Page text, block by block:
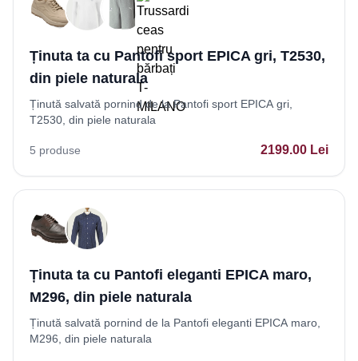
Ținuta ta cu Pantofi sport EPICA gri, T2530,
din piele naturala
Ținută salvată pornind de la Pantofi sport EPICA gri,
T2530, din piele naturala
5 produse 2199.00 Lei
Ținuta ta cu Pantofi eleganti EPICA maro,
M296, din piele naturala
Ținută salvată pornind de la Pantofi eleganti EPICA maro,
M296, din piele naturala